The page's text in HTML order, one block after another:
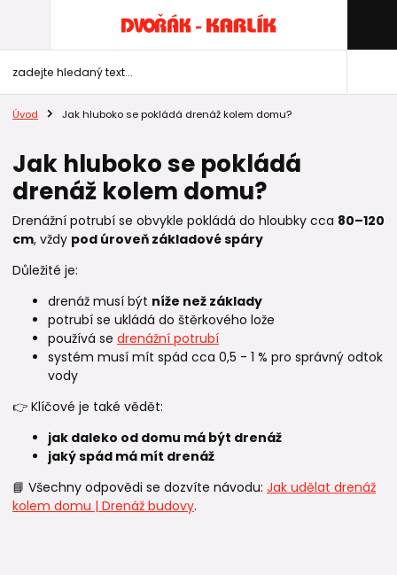
Úvod Jak hluboko se pokládá drenáž kolem domu?
Jak hluboko se pokládá
drenáž kolem domu?
Drenážní potrubí se obvykle pokládá do hloubky cca 80–120
cm, vždy pod úroveň základové spáry
Důležité je:
drenáž musí být níže než základy
potrubí se ukládá do štěrkového lože
používá se drenážní potrubí
systém musí mít spád cca 0,5 - 1 % pro správný odtok
vody
👉 Klíčové je také vědět:
jak daleko od domu má být drenáž
jaký spád má mít drenáž
📘 Všechny odpovědi se dozvíte návodu: Jak udělat drenáž
kolem domu | Drenáž budovy.